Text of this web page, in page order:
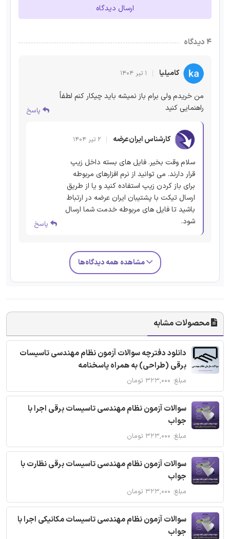
ارسال دیدگاه
۴ دیدگاه
کامیلیا ۱ تیر ۱۴۰۴
من خریدم ولی برام باز نمیشه باید چیکار کنم لطفاً
راهنمایی کنید
پاسخ
کارشناس ایران‌عرضه ۲ تیر ۱۴۰۴
سلام وقت بخیر. فایل های بسته داخل زیپ
قرار دارند. می توانید از نرم افزارهای مربوطه
برای باز کردن زیپ استفاده کنید و یا از طریق
ارسال تیکت با پشتیبان ایران عرضه در ارتباط
باشید تا فایل های مربوطه خدمت شما ارسال
شود.
پاسخ
مشاهده همه دیدگاه‌ها
محصولات مشابه
دانلود دفترچه سوالات آزمون نظام مهندسی تاسیسات
برقی (طراحی) به همراه پاسخنامه
مبلغ: ۳۲۳,۰۰۰ تومان
سوالات آزمون نظام مهندسی تاسیسات برقی اجرا با
جواب
مبلغ: ۳۲۳,۰۰۰ تومان
سوالات آزمون نظام مهندسی تاسیسات برقی نظارت با
جواب
مبلغ: ۳۲۳,۰۰۰ تومان
سوالات آزمون نظام مهندسی تاسیسات مکانیکی اجرا با
جواب